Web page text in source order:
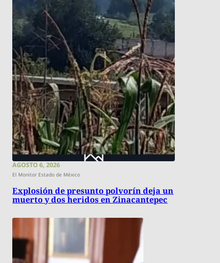
AGOSTO 6, 2026
El Monitor Estado de México
Explosión de presunto polvorín deja un
muerto y dos heridos en Zinacantepec